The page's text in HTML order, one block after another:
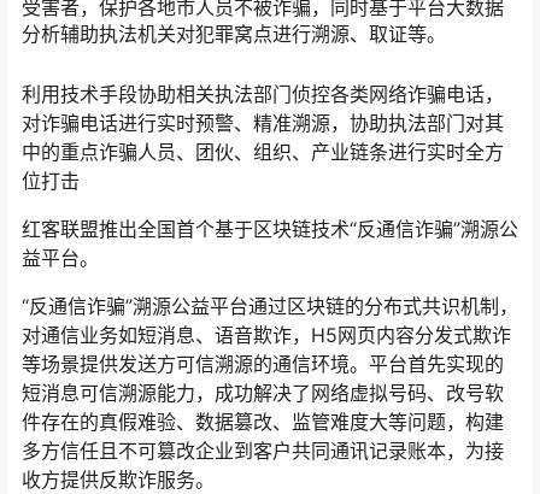
受害者，保护各地市人员不被诈骗，同时基于平台大数据
分析辅助执法机关对犯罪窝点进行溯源、取证等。
利用技术手段协助相关执法部门侦控各类网络诈骗电话，
对诈骗电话进行实时预警、精准溯源，协助执法部门对其
中的重点诈骗人员、团伙、组织、产业链条进行实时全方
位打击
红客联盟推出全国首个基于区块链技术“反通信诈骗”溯源公
益平台。
“反通信诈骗”溯源公益平台通过区块链的分布式共识机制，
对通信业务如短消息、语音欺诈，H5网页内容分发式欺诈
等场景提供发送方可信溯源的通信环境。平台首先实现的
短消息可信溯源能力，成功解决了网络虚拟号码、改号软
件存在的真假难验、数据篡改、监管难度大等问题，构建
多方信任且不可篡改企业到客户共同通讯记录账本，为接
收方提供反欺诈服务。